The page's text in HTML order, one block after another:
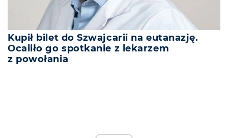
Kupił bilet do Szwajcarii na eutanazję.
Ocaliło go spotkanie z lekarzem
z powołania